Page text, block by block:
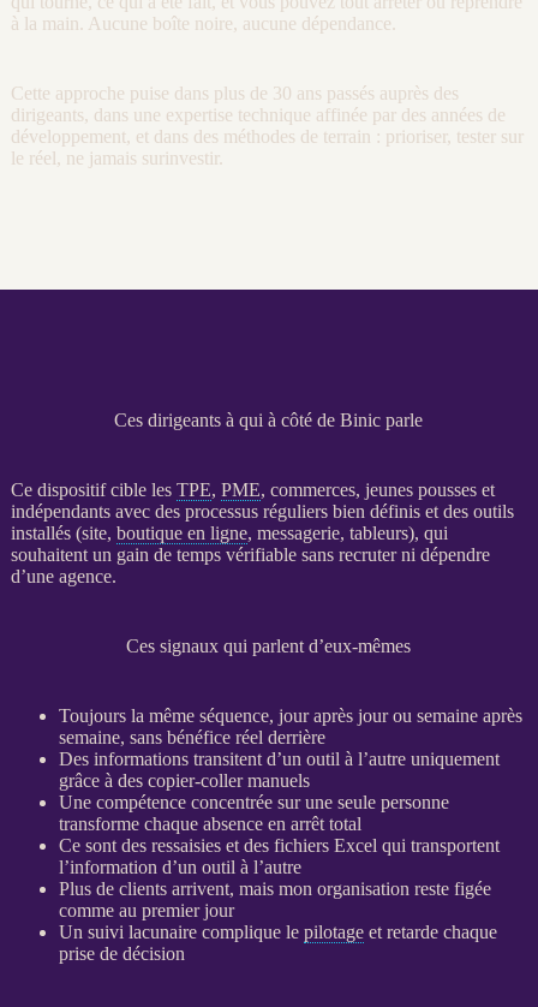
à la main. Aucune boîte noire, aucune dépendance.
Cette approche puise dans plus de 30 ans passés auprès des
dirigeants, dans une expertise technique affinée par des années de
développement, et dans des méthodes de terrain : prioriser, tester sur
le réel, ne jamais surinvestir.
Ces dirigeants à qui à côté de Binic parle
Ce dispositif cible les TPE, PME, commerces, jeunes pousses et
indépendants avec des processusréguliers bien définis et des outils
installés (site, boutique en ligne, messagerie, tableurs), qui
souhaitent un gain de temps vérifiable sans recruter ni dépendre
d’une agence.
Ces signaux qui parlent d’eux-mêmes
Toujours la même séquence, jour après jour ou semaine après
semaine, sans bénéfice réel derrière
Des informations transitent d’un outil à l’autre uniquement
grâce à des copier-coller manuels
Une compétence concentrée sur une seule personne
transforme chaque absence en arrêt total
Ce sont des ressaisies et des fichiers Excel qui transportent
l’information d’un outil à l’autre
Plus de clients arrivent, mais mon organisation reste figée
comme au premier jour
Un suivi lacunaire complique le pilotageet retarde chaque
prise de décision